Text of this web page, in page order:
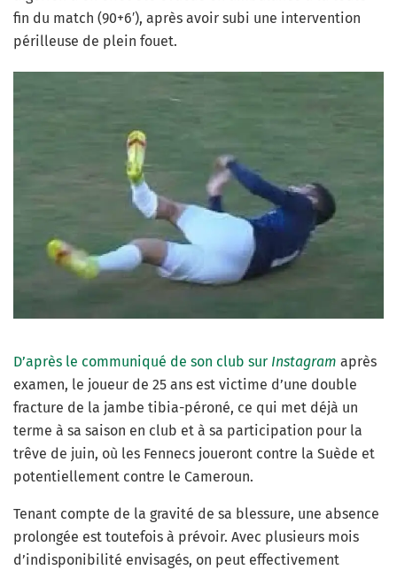
fin du match (90+6′), après avoir subi une intervention
périlleuse de plein fouet.
D’après le communiqué de son club sur Instagram après
examen, le joueur de 25 ans est victime d’une double
fracture de la jambe tibia-péroné, ce qui met déjà un
terme à sa saison en club et à sa participation pour la
trêve de juin, où les Fennecs joueront contre la Suède et
potentiellement contre le Cameroun.
Tenant compte de la gravité de sa blessure, une absence
prolongée est toutefois à prévoir. Avec plusieurs mois
d’indisponibilité envisagés, on peut effectivement